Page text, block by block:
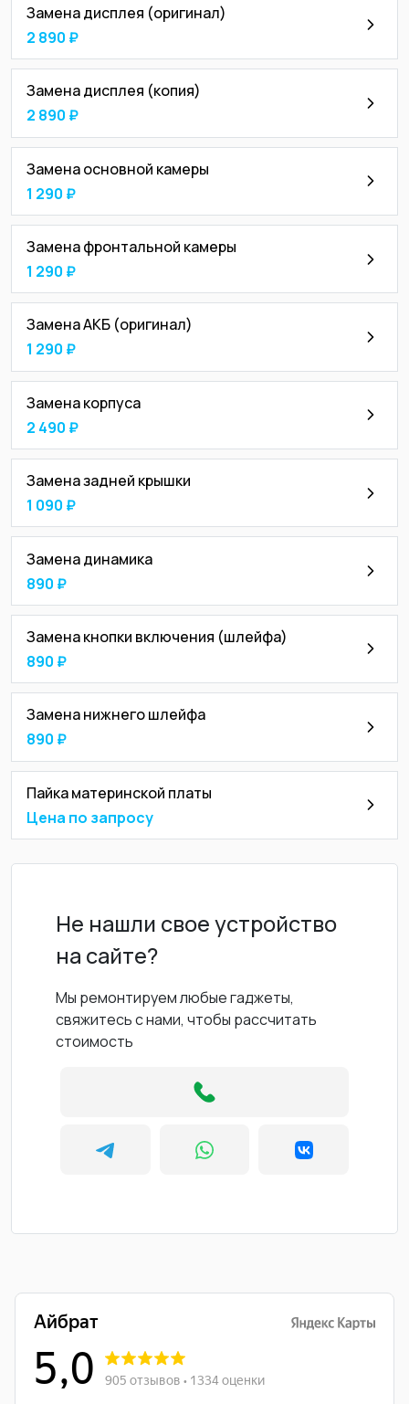
Замена дисплея (оригинал)
2 890 ₽
Замена дисплея (копия)
2 890 ₽
Замена основной камеры
1 290 ₽
Замена фронтальной камеры
1 290 ₽
Замена АКБ (оригинал)
1 290 ₽
Замена корпуса
2 490 ₽
Замена задней крышки
1 090 ₽
Замена динамика
890 ₽
Замена кнопки включения (шлейфа)
890 ₽
Замена нижнего шлейфа
890 ₽
Пайка материнской платы
Цена по запросу
Не нашли свое устройство
на сайте?
Мы ремонтируем любые гаджеты,
свяжитесь с нами, чтобы рассчитать
стоимость